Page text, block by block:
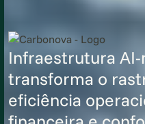
Infraestrutura
transforma o
eficiência